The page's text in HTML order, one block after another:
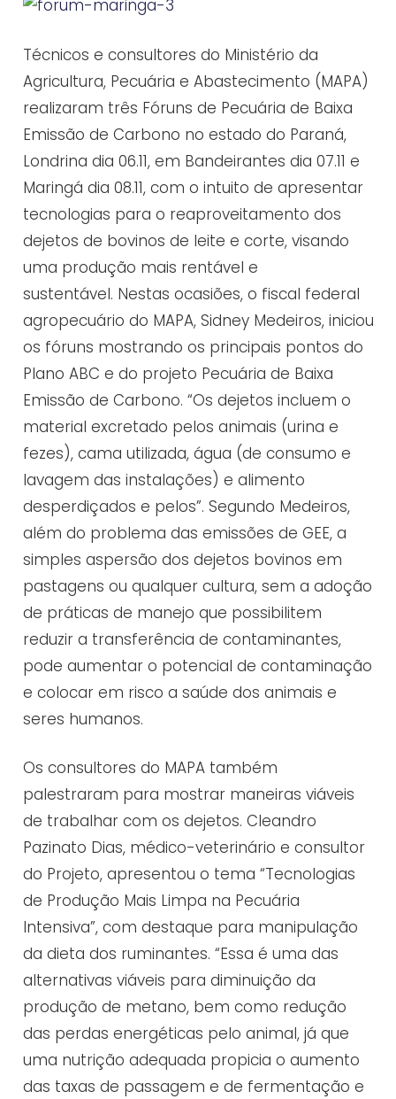
Técnicos e consultores do Ministério da
Agricultura, Pecuária e Abastecimento (MAPA)
realizaram três Fóruns de Pecuária de Baixa
Emissão de Carbono no estado do Paraná,
Londrina dia 06.11, em Bandeirantes dia 07.11 e
Maringá dia 08.11, com o intuito de apresentar
tecnologias para o reaproveitamento dos
dejetos de bovinos de leite e corte, visando
uma produção mais rentável e
sustentável. Nestas ocasiões, o fiscal federal
agropecuário do MAPA, Sidney Medeiros, iniciou
os fóruns mostrando os principais pontos do
Plano ABC e do projeto Pecuária de Baixa
Emissão de Carbono. “Os dejetos incluem o
material excretado pelos animais (urina e
fezes), cama utilizada, água (de consumo e
lavagem das instalações) e alimento
desperdiçados e pelos”. Segundo Medeiros,
além do problema das emissões de GEE, a
simples aspersão dos dejetos bovinos em
pastagens ou qualquer cultura, sem a adoção
de práticas de manejo que possibilitem
reduzir a transferência de contaminantes,
pode aumentar o potencial de contaminação
e colocar em risco a saúde dos animais e
seres humanos.
Os consultores do MAPA também
palestraram para mostrar maneiras viáveis
de trabalhar com os dejetos. Cleandro
Pazinato Dias, médico-veterinário e consultor
do Projeto, apresentou o tema “Tecnologias
de Produção Mais Limpa na Pecuária
Intensiva”, com destaque para manipulação
da dieta dos ruminantes. “Essa é uma das
alternativas viáveis para diminuição da
produção de metano, bem como redução
das perdas energéticas pelo animal, já que
uma nutrição adequada propicia o aumento
das taxas de passagem e de fermentação e